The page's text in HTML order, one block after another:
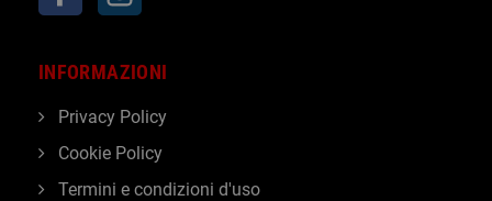
INFORMAZIONI
Privacy Policy
Cookie Policy
Termini e condizioni d'uso